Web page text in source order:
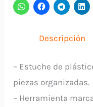
-
1/2)
16
Piezas
Descripción
– Estuche de
piezas organizadas.
– Herramienta